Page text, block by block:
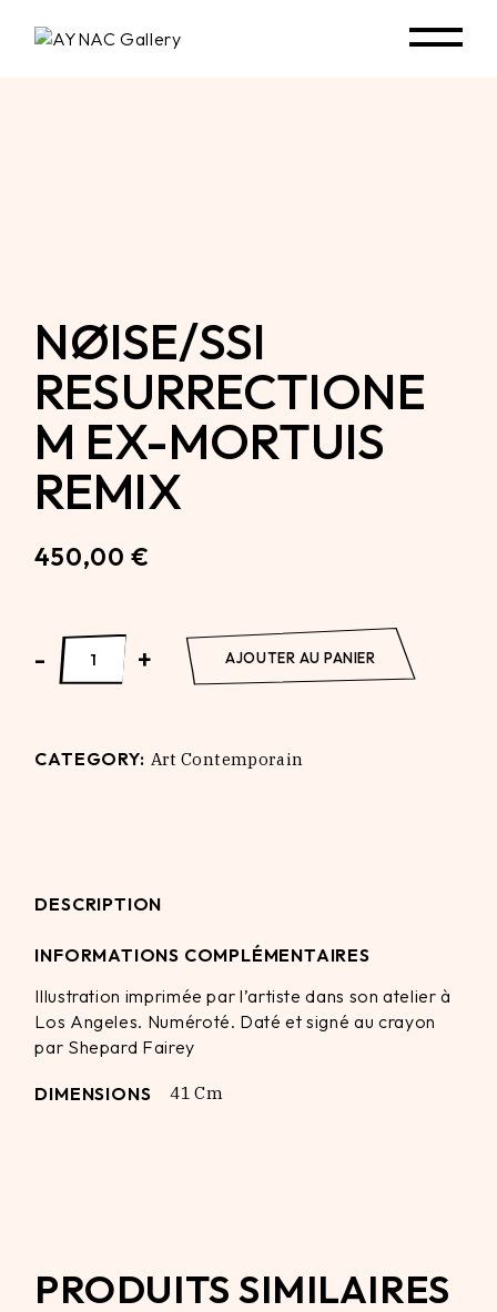
NØISE/SSI
RESURRECTIONE
M EX-MORTUIS
REMIX
450,00 €
NØISE/SSI Resurrectionem Ex-Mortuis Remix quantity
- + AJOUTER AU PANIER
CATEGORY: Art Contemporain
DESCRIPTION
INFORMATIONS COMPLÉMENTAIRES
Illustration imprimée par l’artiste dans son atelier à
Los Angeles. Numéroté. Daté et signé au crayon
par Shepard Fairey
DIMENSIONS 41 Cm
PRODUITS SIMILAIRES